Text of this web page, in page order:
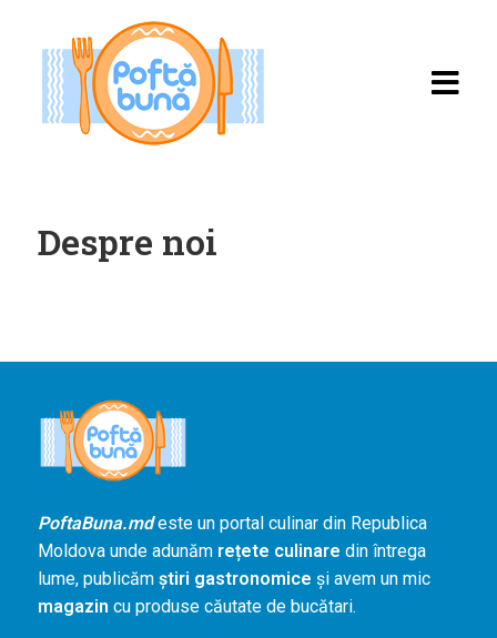
Rețete
Toate rețetele
Categorii
Românească
Internațională
Europeană
Despre noi
PoftaBuna.mdeste un portal culinar din Republica
Moldova unde adunăm rețete culinare din întrega
lume, publicăm știri gastronomice și avem un mic
magazin cu produse căutate de bucătari.